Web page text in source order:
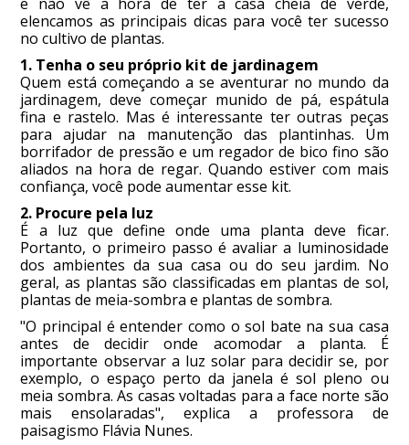
elencamos as principais dicas para você ter sucesso
no cultivo de plantas.
1. Tenha o seu próprio kit de jardinagem
Quem está começando a se aventurar no mundo da
jardinagem, deve começar munido de pá, espátula
fina e rastelo. Mas é interessante ter outras peças
para ajudar na manutenção das plantinhas. Um
borrifador de pressão e um regador de bico fino são
aliados na hora de regar. Quando estiver com mais
confiança, você pode aumentar esse kit.
2. Procure pela luz
É a luz que define onde uma planta deve ficar.
Portanto, o primeiro passo é avaliar a luminosidade
dos ambientes da sua casa ou do seu jardim. No
geral, as plantas são classificadas em plantas de sol,
plantas de meia-sombra e plantas de sombra.
"O principal é entender como o sol bate na sua casa
antes de decidir onde acomodar a planta. É
importante observar a luz solar para decidir se, por
exemplo, o espaço perto da janela é sol pleno ou
meia sombra. As casas voltadas para a face norte são
mais ensolaradas", explica a professora de
paisagismo Flávia Nunes.